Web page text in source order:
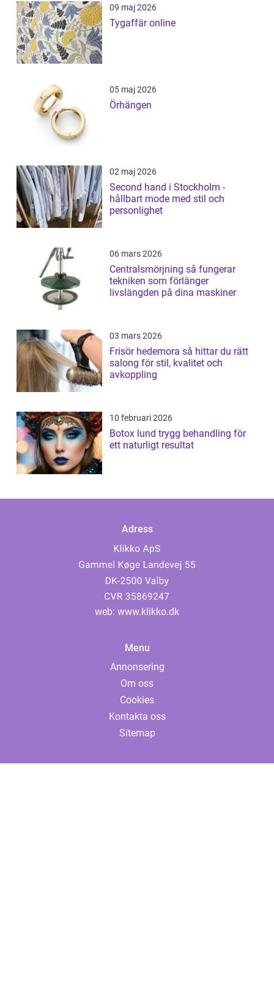
09 maj 2026
Tygaffär online
05 maj 2026
Örhängen
02 maj 2026
Second hand i Stockholm -
hållbart mode med stil och
personlighet
06 mars 2026
Centralsmörjning så fungerar
tekniken som förlänger
livslängden på dina maskiner
03 mars 2026
Frisör hedemora så hittar du rätt
salong för stil, kvalitet och
avkoppling
10 februari 2026
Botox lund trygg behandling för
ett naturligt resultat
Adress
web: www.klikko.dk
Menu
Annonsering
Om oss
Cookies
Kontakta oss
Sitemap